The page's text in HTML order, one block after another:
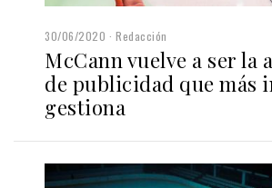
30/06/2020 Redacción
McCann vuelve a ser la
de publicidad que más
gestiona